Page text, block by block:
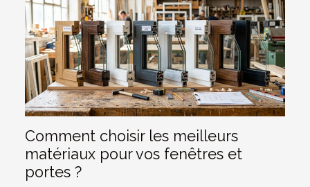
Comment choisir les meilleurs
matériaux pour vos fenêtres et
portes ?